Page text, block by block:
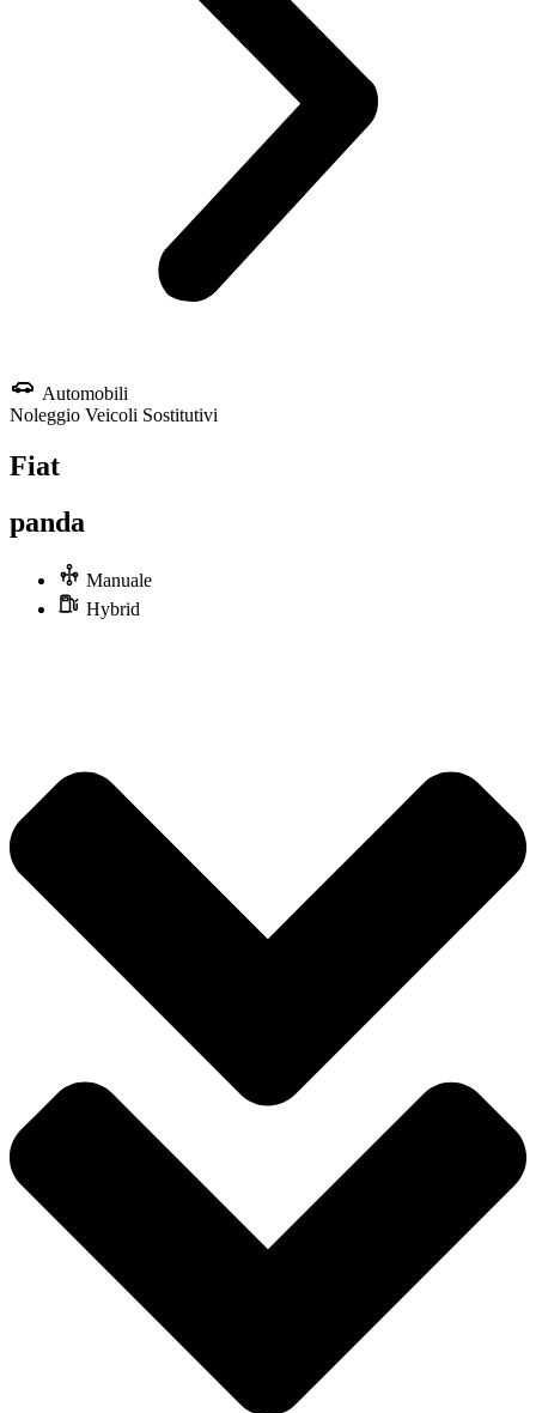
Automobili
Noleggio Veicoli Sostitutivi
Fiat
panda
Manuale
Hybrid